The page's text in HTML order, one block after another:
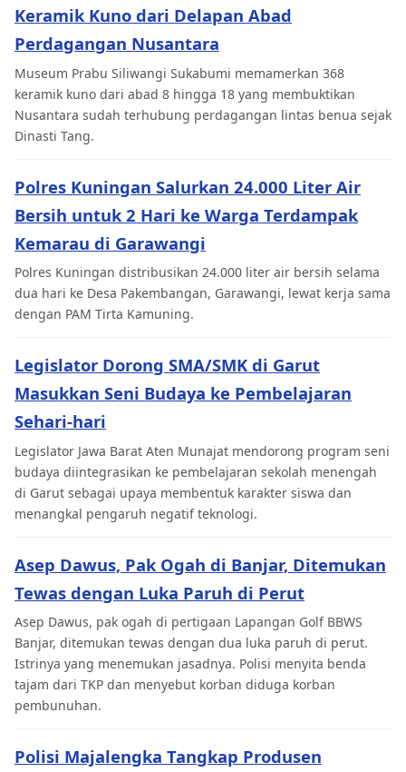
Keramik Kuno dari Delapan Abad
Perdagangan Nusantara
Museum Prabu Siliwangi Sukabumi memamerkan 368
keramik kuno dari abad 8 hingga 18 yang membuktikan
Nusantara sudah terhubung perdagangan lintas benua sejak
Dinasti Tang.
Polres Kuningan Salurkan 24.000 Liter Air
Bersih untuk 2 Hari ke Warga Terdampak
Kemarau di Garawangi
Polres Kuningan distribusikan 24.000 liter air bersih selama
dua hari ke Desa Pakembangan, Garawangi, lewat kerja sama
dengan PAM Tirta Kamuning.
Legislator Dorong SMA/SMK di Garut
Masukkan Seni Budaya ke Pembelajaran
Sehari-hari
Legislator Jawa Barat Aten Munajat mendorong program seni
budaya diintegrasikan ke pembelajaran sekolah menengah
di Garut sebagai upaya membentuk karakter siswa dan
menangkal pengaruh negatif teknologi.
Asep Dawus, Pak Ogah di Banjar, Ditemukan
Tewas dengan Luka Paruh di Perut
Asep Dawus, pak ogah di pertigaan Lapangan Golf BBWS
Banjar, ditemukan tewas dengan dua luka paruh di perut.
Istrinya yang menemukan jasadnya. Polisi menyita benda
tajam dari TKP dan menyebut korban diduga korban
pembunuhan.
Polisi Majalengka Tangkap Produsen